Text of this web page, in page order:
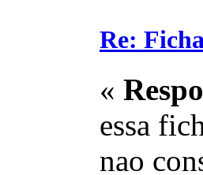
Re:
«
essa
nao